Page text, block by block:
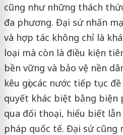
cũng như những thách
đa phương. Đại sứ nhấn
và hợp tác không chỉ là
loại mà còn là điều kiện
bền vững và bảo vệ nền
kêu gọi các nước tiếp tục
quyết khác biệt bằng biện
qua đối thoại, hiểu biết lẫn
pháp quốc tế. Đại sứ cũng